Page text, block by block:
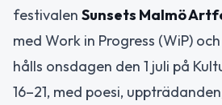
festivalen Sunsets Malmö
med Work in Progress (WiP)
hålls onsdagen den 1 juli på
16–21, med poesi,